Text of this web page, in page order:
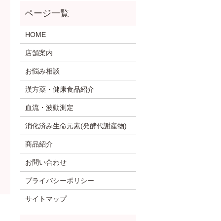
HOME
店舗案内
お悩み相談
漢方薬・健康食品紹介
血流・波動測定
消化済み生命元素(発酵代謝産物)
商品紹介
お問い合わせ
プライバシーポリシー
サイトマップ